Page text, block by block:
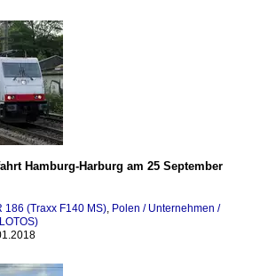
Hamburg-Harburg am 25 September
186 (Traxx F140 MS), Polen / Unternehmen /